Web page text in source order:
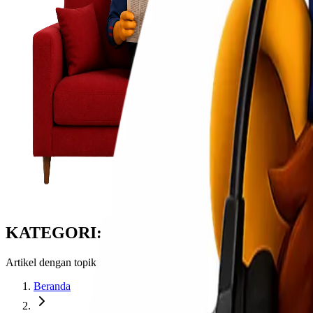
KATEGORI: LIONEL CARGO
Artikel dengan topik Lionel Cargo Makassar
Beranda